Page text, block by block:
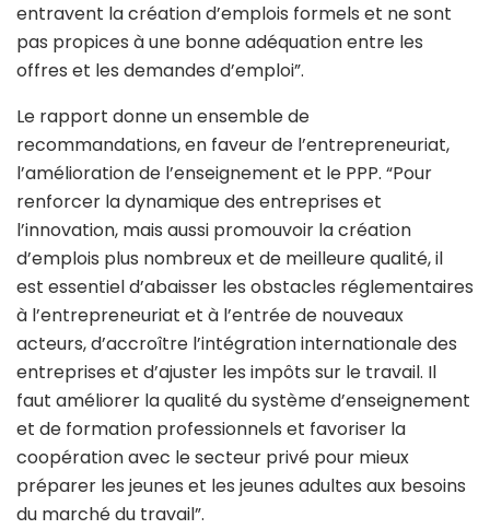
entravent la création d’emplois formels et ne sont
pas propices à une bonne adéquation entre les
offres et les demandes d’emploi”.
Le rapport donne un ensemble de
recommandations, en faveur de l’entrepreneuriat,
l’amélioration de l’enseignement et le PPP. “Pour
renforcer la dynamique des entreprises et
l’innovation, mais aussi promouvoir la création
d’emplois plus nombreux et de meilleure qualité, il
est essentiel d’abaisser les obstacles réglementaires
à l’entrepreneuriat et à l’entrée de nouveaux
acteurs, d’accroître l’intégration internationale des
entreprises et d’ajuster les impôts sur le travail. Il
faut améliorer la qualité du système d’enseignement
et de formation professionnels et favoriser la
coopération avec le secteur privé pour mieux
préparer les jeunes et les jeunes adultes aux besoins
du marché du travail”.